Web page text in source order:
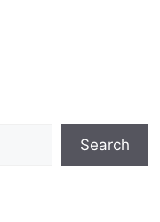
Search